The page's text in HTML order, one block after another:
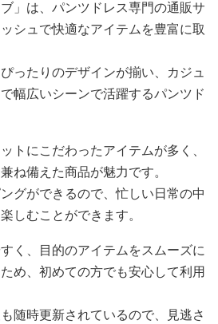
」は、パンツドレス専門の通販サ
シュで快適なアイテムを豊富に取
ったりのデザインが揃い、カジュ
幅広いシーンで活躍するパンツド
トにこだわったアイテムが多く、
ね備えた商品が魅力です。
グができるので、忙しい日常の中
しむことができます。
く、目的のアイテムをスムーズに
め、初めての方でも安心して利用
随時更新されているので、見逃さ